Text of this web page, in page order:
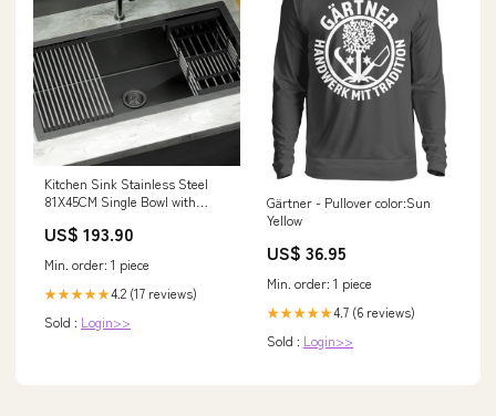
Kitchen Sink Stainless Steel
81X45CM Single Bowl with
US$ 193.90
Min. order: 1 piece
★★★★★4.2 (17 reviews)
Sold : Login>>
Gärtner - Pullover color:Sun
Yellow
US$ 36.95
Min. order: 1 piece
★★★★★4.7 (6 reviews)
Sold : Login>>